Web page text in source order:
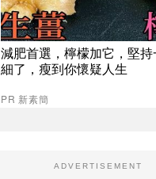
減肥首選，檸檬加它，堅
細了，瘦到你懷疑人生
PR 新素簡
ADVERTISEMENT